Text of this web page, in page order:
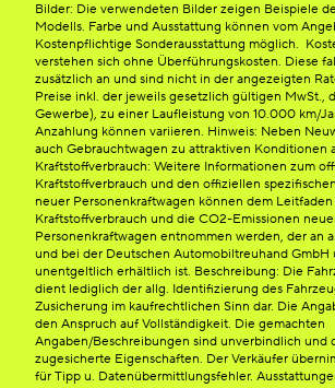
Bilder: Die verwendeten Bilder zeigen Beispiele
Modells. Farbe und Ausstattung können vom
Kostenpflichtige Sonderausstattung möglich.
verstehen sich ohne Überführungskosten. Diese
zusätzlich an und sind nicht in der angezeigten
Preise inkl. der jeweils gesetzlich gültigen MwSt.,
Gewerbe), zu einer Laufleistung von 10.000 km/
Anzahlung können variieren. Hinweis: Neben
auch Gebrauchtwagen zu attraktiven Konditionen
Kraftstoffverbrauch: Weitere Informationen zum
Kraftstoffverbrauch und den offiziellen
neuer Personenkraftwagen können dem
Kraftstoffverbrauch und die CO2-Emissionen
Personenkraftwagen entnommen werden, der an
und bei der Deutschen Automobiltreuhand GmbH
unentgeltlich erhältlich ist. Beschreibung: Die
dient lediglich der allg. Identifizierung des
Zusicherung im kaufrechtlichen Sinn dar. Die
den Anspruch auf Vollständigkeit. Die gemachten
Angaben/Beschreibungen sind unverbindlich und
zugesicherte Eigenschaften. Der Verkäufer
für Tipp u. Datenübermittlungsfehler.